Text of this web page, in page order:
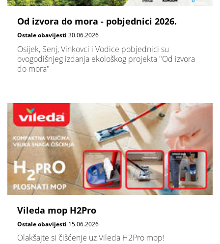
Od izvora do mora - pobjednici 2026.
Ostale obavijesti 30.06.2026
Osijek, Senj, Vinkovci i Vodice pobjednici su
ovogodišnjeg izdanja ekološkog projekta "Od izvora
do mora"
Vileda mop H2Pro
Ostale obavijesti 15.06.2026
Olakšajte si čišćenje uz Vileda H2Pro mop!